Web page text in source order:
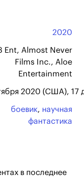
2020
Ent, Almost Never
Films Inc., Aloe
Entertainment
2020 (США), 17
боевик, научная
фантастика
в последнее